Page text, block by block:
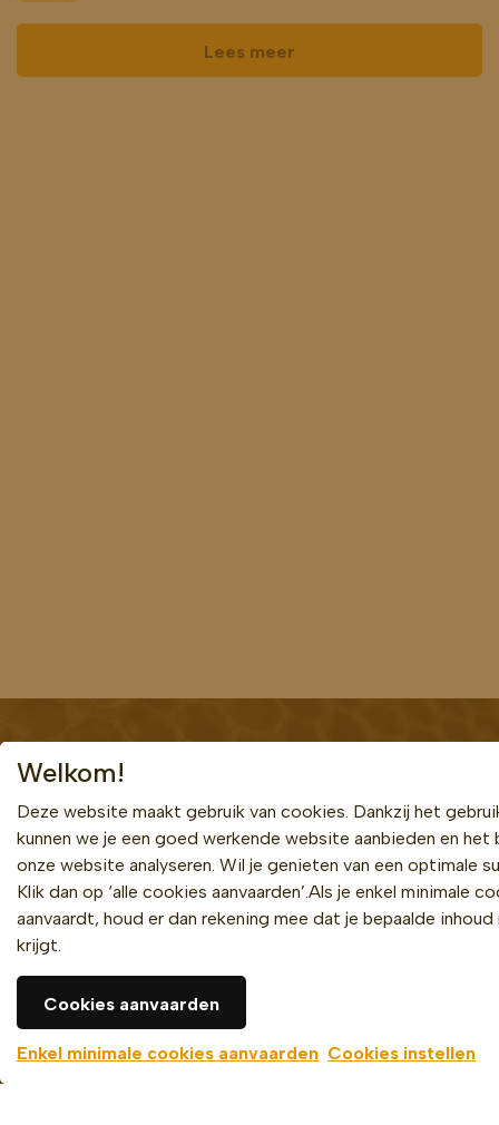
Lees meer
Bekijk ook
Privacybeleid
Cookiebeleid
Algemene voorwaarden
Bekijk ook
Welkom!
Deze website maakt gebruik van cookies. Dankzij het
kunnen we je een goed werkende website aanbieden en het
onze website analyseren. Wil je genieten van een optimale
Klik dan op ‘alle cookies aanvaarden’.Als je enkel minimale
aanvaardt, houd er dan rekening mee dat je bepaalde
krijgt.
Cookies aanvaarden
Enkel minimale cookies aanvaarden Cookies instellen